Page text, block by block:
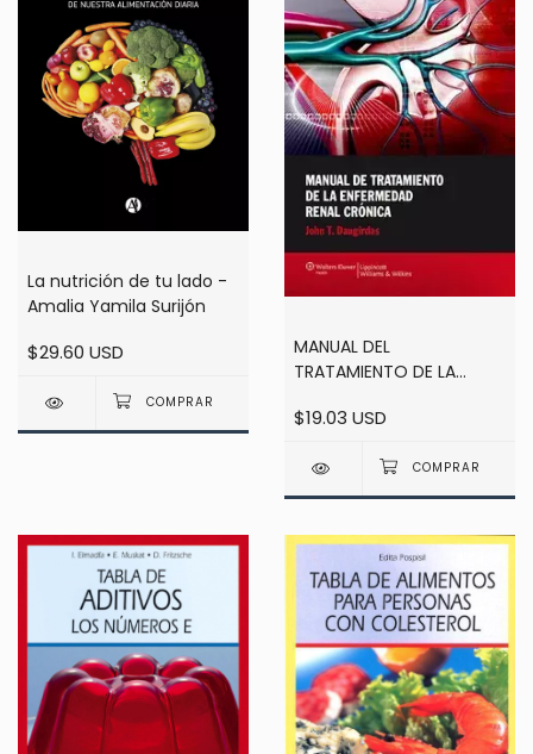
La nutrición de tu lado -
Amalia Yamila Surijón
$29.60 USD
MANUAL DEL
TRATAMIENTO DE LA
CRONICA - Daugirdas
$19.03 USD